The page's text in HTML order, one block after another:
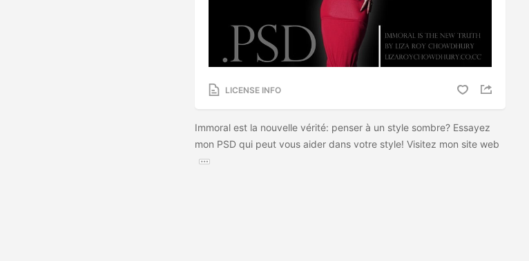
LICENSE INFO
Immoral est la nouvelle vérité: penser à un style sombre? Essayez
mon PSD qui peut vous aider dans votre style! Visitez mon site web